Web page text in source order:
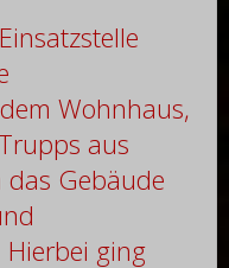
Wohnhaus,
aus
Gebäude
ging